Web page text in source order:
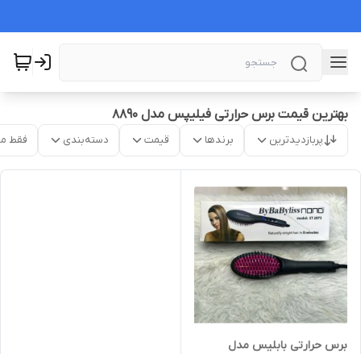
بهترین قیمت برس حرارتی فیلیپس مدل ۸۸۹۰
پربازدیدترین برندها قیمت دسته‌بندی فقط
برس حرارتی بابلیس مدل